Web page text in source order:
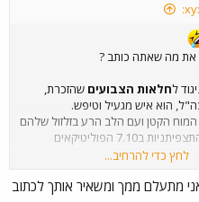
את מה שאתה כותב ?
חלאות הצבועים שהזכרת,
המוח הקטן ועם הלב הרע בזלזול שלהם
אחראיים לרצח התצפיתניות ב7.10 הפוליטיקאים
לחץ כדי להרחיב...
מתעלם ממך ומשאיר אותך לכתוב